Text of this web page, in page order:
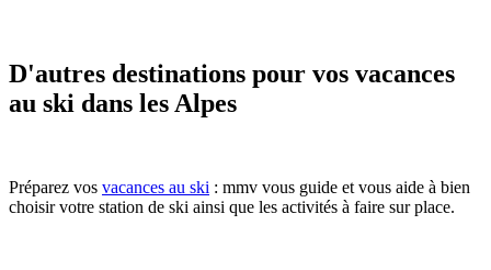
D'autres destinations pour vos vacances
au ski dans les Alpes
Préparez vos vacances au ski : mmv vous guide et vous aide à bien
choisir votre station de ski ainsi que les activités à faire sur place.